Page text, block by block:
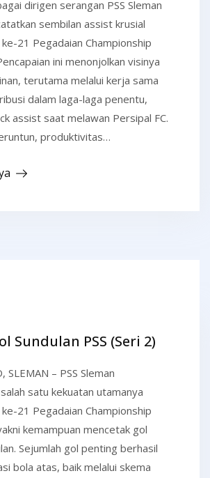
dirigen serangan PSS Sleman
sembilan assist krusial
21 Pegadaian Championship
ini menonjolkan visinya
terutama melalui kerja sama
dalam laga-laga penentu,
assist saat melawan Persipal FC.
produktivitas…
Sundulan PSS (Seri 2)
SLEMAN – PSS Sleman
satu kekuatan utamanya
21 Pegadaian Championship
kemampuan mencetak gol
Sejumlah gol penting berhasil
bola atas, baik melalui skema